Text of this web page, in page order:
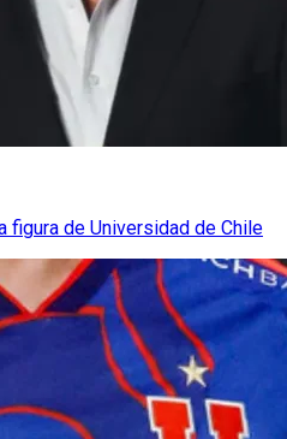
figura de Universidad de Chile